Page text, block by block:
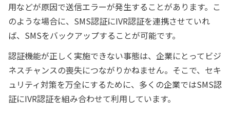
用などが原因で送信エラーが発生することがあります。こ
のような場合に、SMS認証にIVR認証を連携させていれ
ば、SMSをバックアップすることが可能です。
認証機能が正しく実施できない事態は、企業にとってビジ
ネスチャンスの喪失につながりかねません。そこで、セキ
ュリティ対策を万全にするために、多くの企業ではSMS認
証にIVR認証を組み合わせて利用しています。